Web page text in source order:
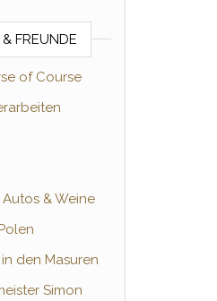
FREUNDE
of Course
& Weine
den Masuren
Simon